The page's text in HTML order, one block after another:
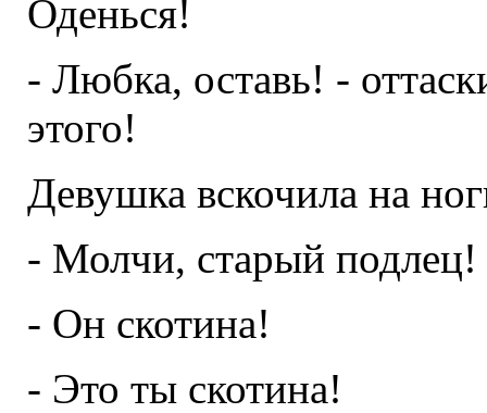
Оденься!
- Любка, оставь! -
этого!
Девушка вскочила на
- Молчи, старый
- Он скотина!
- Это ты скотина!